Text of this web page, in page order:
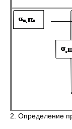
2. Определение